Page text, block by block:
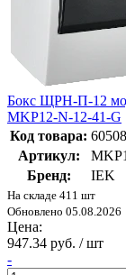
Бокс ЩРН-П-12
MKP12-N-12-41-G
Код товара:
Артикул:
Бренд:
IEK
На складе 411 шт
Обновлено 05.08.2026
Цена:
947.34 руб. / шт
-